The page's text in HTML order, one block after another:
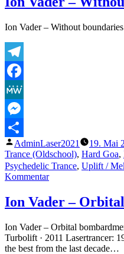
Ion Vader – Without boundaries
Telegram
Facebook
MeWe
Messenger
Teilen
Veröffentlicht
von
AdminLaser2021 19. Mai
Trance (Oldschool), Hard Goa,
Psychedelic Trance, Uplift /
Kommentarzu
Vader
–
boundaries
Ion Vader –
Ion Vader – Orbital
Turbolift · 2011 Lasertrancer:
the best from the last decade…